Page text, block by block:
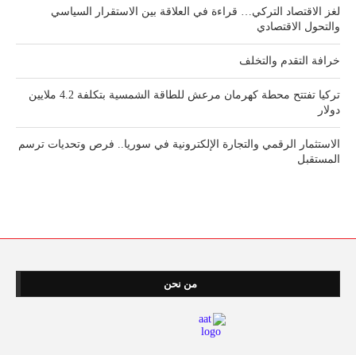
لغز الاقتصاد التركي… قراءة في العلاقة بين الاستقرار السياسي
والتحول الاقتصادي
خرافة التقدم والتخلف
تركيا تفتتح محطة كهرمان مرعش للطاقة الشمسية بتكلفة 4.2 ملايين
دولار
الاستثمار الرقمي والتجارة الإلكترونية في سوريا.. فرص وتحديات ترسم
المستقبل
من نحن